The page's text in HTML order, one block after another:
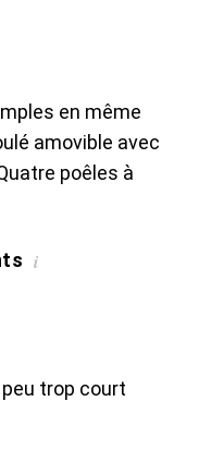
en même
amovible avec
poêles à
i
trop court